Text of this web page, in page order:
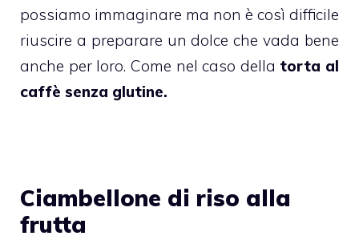
possiamo immaginare ma non è così difficile
riuscire a preparare un dolce che vada bene
anche per loro. Come nel caso della torta al
caffè senza glutine.
Ciambellone di riso alla
frutta